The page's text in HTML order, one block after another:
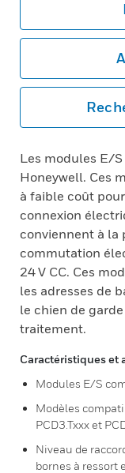
Les modules E/
Honeywell. Ces
à faible coût
connexion
conviennent à la
commutation
24 V CC. Ces
les adresses de
le chien de
traitement.
Caractéristiques et
Modules E/S
Modèles
PCD3.Txxx et
Niveau de
bornes à ressort